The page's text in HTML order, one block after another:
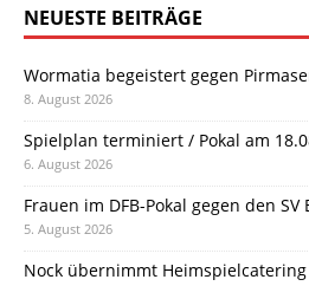
NEUESTE BEITRÄGE
Wormatia begeistert gegen
8. August 2026
Spielplan terminiert / Pokal am
6. August 2026
Frauen im DFB-Pokal gegen den SV
5. August 2026
Nock übernimmt Heimspielcatering